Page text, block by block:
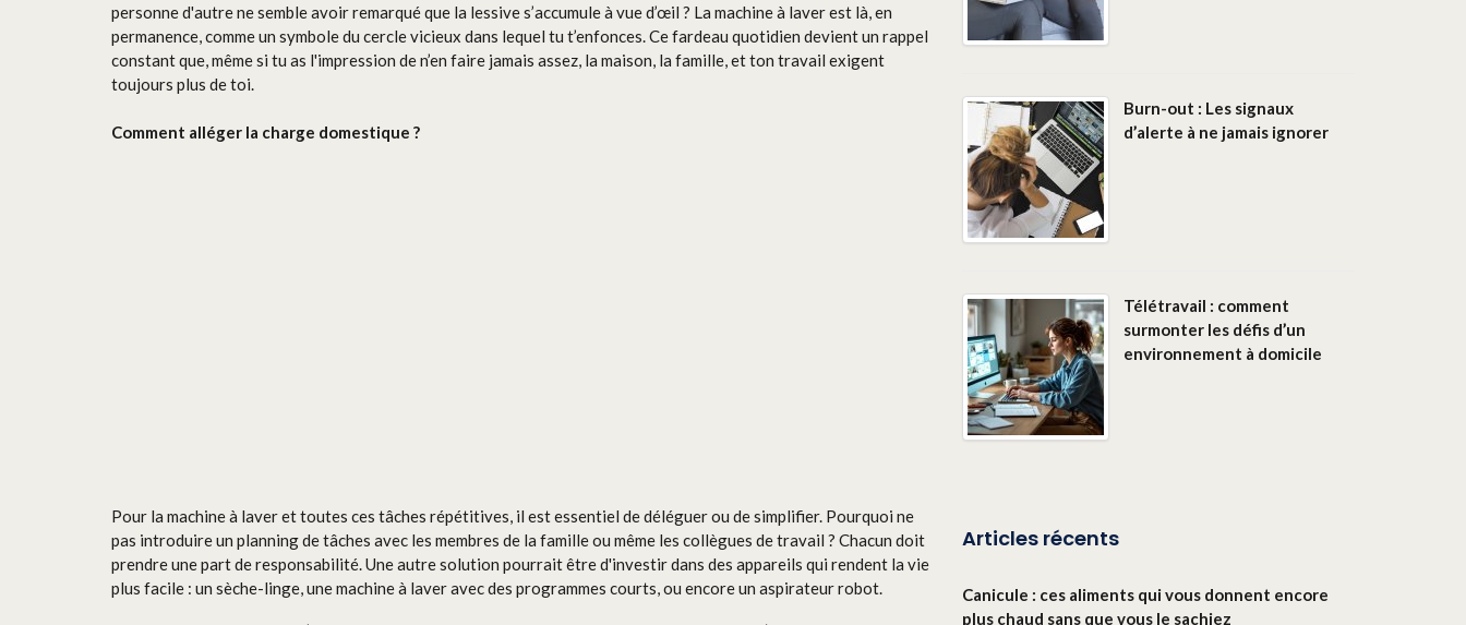
personne d'autre ne semble avoir remarqué que la lessive s’accumule à vue d’œil ? La machine à laver est là, en
permanence, comme un symbole du cercle vicieux dans lequel tu t’enfonces. Ce fardeau quotidien devient un rappel
constant que, même si tu as l'impression de n’en faire jamais assez, la maison, la famille, et ton travail exigent
toujours plus de toi.
Comment alléger la charge domestique ?
Pour la machine à laver et toutes ces tâches répétitives, il est essentiel de déléguer ou de simplifier. Pourquoi ne
pas introduire un planning de tâches avec les membres de la famille ou même les collègues de travail ? Chacun doit
prendre une part de responsabilité. Une autre solution pourrait être d'investir dans des appareils qui rendent la vie
plus facile : un sèche-linge, une machine à laver avec des programmes courts, ou encore un aspirateur robot.
Burn-out : Les signaux
d’alerte à ne jamais ignorer
Télétravail : comment
surmonter les défis d’un
environnement à domicile
Articles récents
Canicule : ces aliments qui vous donnent encore
plus chaud sans que vous le sachiez